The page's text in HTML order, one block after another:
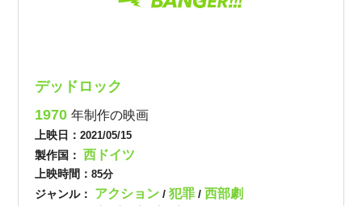
デッドロック
1970年制作の映画
上映日：2021/05/15
製作国：西ドイツ
上映時間：85分
ジャンル： アクション/犯罪/西部劇